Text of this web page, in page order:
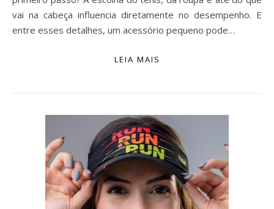
vai na cabeça influencia diretamente no desempenho. E
entre esses detalhes, um acessório pequeno pode…
LEIA MAIS